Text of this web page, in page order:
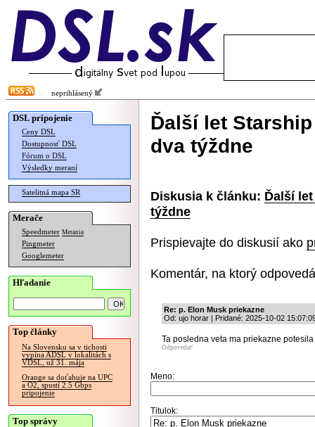
neprihlásený
DSL pripojenie
Ceny DSL
Dostupnosť DSL
Fórum o DSL
Výsledky meraní
Satelitná mapa SR
Merače
Speedmeter Merania
Pingmeter
Googlemeter
Hľadanie
Top články
Na Slovensku sa v tichosti
vypína ADSL v lokalitách s
VDSL, už 31. mája
Orange sa doťahuje na UPC
a O2, spustí 2.5 Gbps
pripojenie
Top správy
Ďalší let
dva týždne
Diskusia k článku: Ďalší
týždne
Prispievajte do diskusií ako
Komentár, na ktorý
Re: p. Elon Musk priekazne
Od: ujo horar | Pridané: 2025-10-02
Ta posledna veta ma priekazne
Odpovedať
Meno:
Titulok: